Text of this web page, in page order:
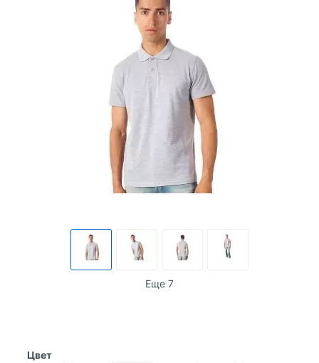
Еще 7
Цвет